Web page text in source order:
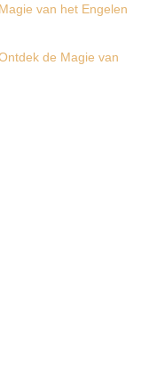
van het Engelen
de Magie van